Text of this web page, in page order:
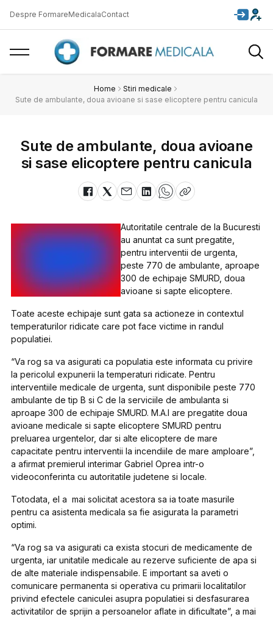
Despre FormareMedicalaContact
Home
Stiri medicale
Sute de ambulante, doua avioane si sase elicoptere pentru canicula
Sute de ambulante, doua avioane
si sase elicoptere pentru canicula
Autoritatile centrale de la Bucuresti
au anuntat ca sunt pregatite,
pentru interventii de urgenta,
peste 770 de ambulante, aproape
300 de echipaje SMURD, doua
avioane si sapte elicoptere.
Toate aceste echipaje sunt gata sa actioneze in contextul
temperaturilor ridicate care pot face victime in randul
populatiei.
“Va rog sa va asigurati ca populatia este informata cu privire
la pericolul expunerii la temperaturi ridicate. Pentru
interventiile medicale de urgenta, sunt disponibile peste 770
ambulante de tip B si C de la serviciile de ambulanta si
aproape 300 de echipaje SMURD. M.A.I are pregatite doua
avioane medicale si sapte elicoptere SMURD pentru
preluarea urgentelor, dar si alte elicoptere de mare
capacitate pentru interventii la incendiile de mare amploare”,
a afirmat premierul interimar Gabriel Oprea intr-o
videoconferinta cu autoritatile judetene si locale.
Totodata, el a mai solicitat acestora sa ia toate masurile
pentru ca asistenta medicala sa fie asigurata la parametri
optimi.
“Va rog sa va asigurati ca exista stocuri de medicamente de
urgenta, iar unitatile medicale au rezerve suficiente de apa si
de alte materiale indispensabile. E important sa aveti o
comunicare permanenta si operativa cu primarii localitatilor
privind efectele caniculei asupra populatiei si desfasurarea
activitatilor de sprijin a persoanelor aflate in dificultate”, a mai